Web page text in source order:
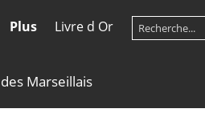
Plus Livre d Or
Marseillais